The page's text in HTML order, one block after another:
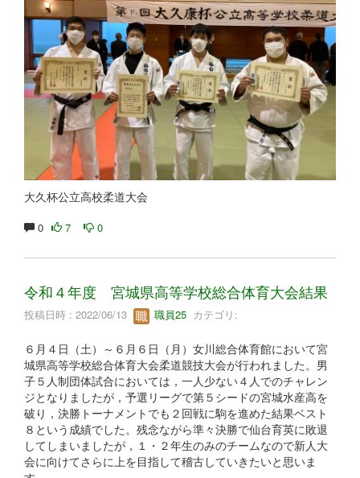
大久杯公立高校柔道大会
0 7 0
令和４年度 宮城県高等学校総合体育大会結果
投稿日時 : 2022/06/13 職員25 カテゴリ:
６月４日（土）～６月６日（月）女川総合体育館において宮
城県高等学校総合体育大会柔道競技大会が行われました。男
子５人制団体試合においては，一人少ない４人でのチャレン
ジとなりましたが，予選リーグで第５シードの宮城水産高を
破り，決勝トーナメントでも２回戦に駒を進めた結果ベスト
８という成績でした。残念ながら準々決勝で仙台育英に敗退
してしまいましたが，１・２年生のみのチームなので新人大
会に向けてさらに上を目指して稽古していきたいと思いま